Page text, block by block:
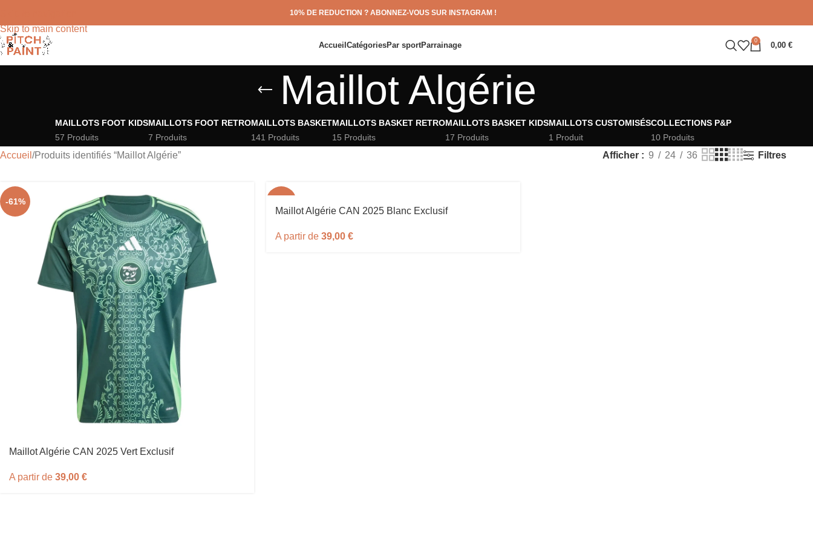
Skip to main content
10% DE REDUCTION ? ABONNEZ-VOUS SUR INSTAGRAM !
AccueilCatégoriesPar sportParrainage 0
0,00 €
Maillot Algérie
MAILLOTS FOOT KIDS
57 Produits
MAILLOTS FOOT RETRO
7 Produits
MAILLOTS BASKET
141 Produits
MAILLOTS BASKET RETRO
15 Produits
MAILLOTS BASKET KIDS
17 Produits
MAILLOTS CUSTOMISÉS
1 Produit
COLLECTIONS P&P
10 Produits
Accueil Produits identifiés “Maillot Algérie” Afficher 9 24 36 Filtres
-61%
Maillot Algérie CAN 2025 Vert Exclusif
A partir de 39,00 €
Maillot Algérie CAN 2025 Blanc Exclusif
A partir de 39,00 €